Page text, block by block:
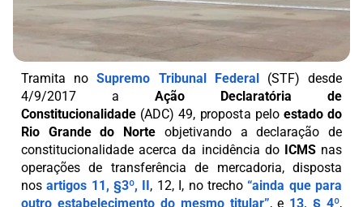
Tramita noSupremo Tribunal Federal(STF) desde
4/9/2017 a Ação Declaratória de
Constitucionalidade (ADC) 49, proposta pelo estado do
Rio Grande do Norte objetivando a declaração de
constitucionalidade acerca da incidência do ICMSnas
operações de transferência de mercadoria, disposta
nosartigos 11, §3º, II, 12, I, no trecho“ainda que para
outro estabelecimento do mesmo titular”, e 13, § 4º,